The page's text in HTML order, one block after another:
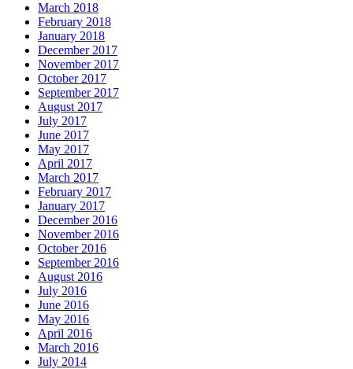
March 2018
February 2018
January 2018
December 2017
November 2017
October 2017
September 2017
August 2017
July 2017
June 2017
May 2017
April 2017
March 2017
February 2017
January 2017
December 2016
November 2016
October 2016
September 2016
August 2016
July 2016
June 2016
May 2016
April 2016
March 2016
July 2014